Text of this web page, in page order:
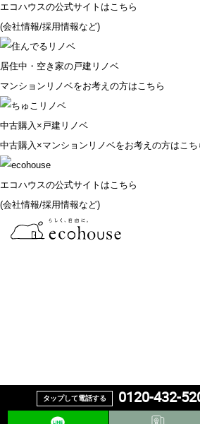
エコハウスの公式サイトはこちら
(会社情報/採用情報など)
居住中・空き家の戸建リノベ
マンションリノベをお考えの方はこちら
中古購入×戸建リノベ
中古購入×マンションリノベをお考えの方はこち
エコハウスの公式サイトはこちら
(会社情報/採用情報など)
タップして電話する 0120-432-